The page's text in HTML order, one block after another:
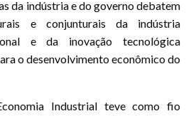
da indústria e do governo debatem
e conjunturais da indústria
e da inovação tecnológica
o desenvolvimento econômico do
Industrial teve como fio